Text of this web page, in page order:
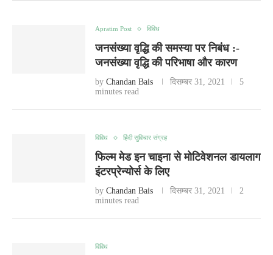
Apratim Post विविध
जनसंख्या वृद्धि की समस्या पर निबंध :-
जनसंख्या वृद्धि की परिभाषा और कारण
by Chandan Bais दिसम्बर 31, 2021
5
minutes read
विविध हिंदी सुविचार संग्रह
फिल्म मेड इन चाइना से मोटिवेशनल डायलाग
इंटरप्रेन्योर्स के लिए
by Chandan Bais दिसम्बर 31, 2021
2
minutes read
विविध